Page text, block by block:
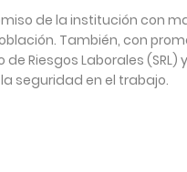
de la institución con
También, con
Riesgos Laborales
seguridad en el trabajo.